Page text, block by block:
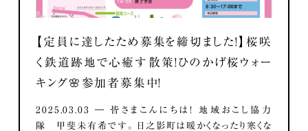
【定員に達したため募集を締切ました！】桜咲
く鉄道跡地で心癒す散策！ひのかげ桜ウォー
キング🌸参加者募集中！
2025.03.03 ― 皆さまこんにちは！ 地域おこし協力
隊 甲斐未有希です。 日之影町は暖かくなったり寒くな